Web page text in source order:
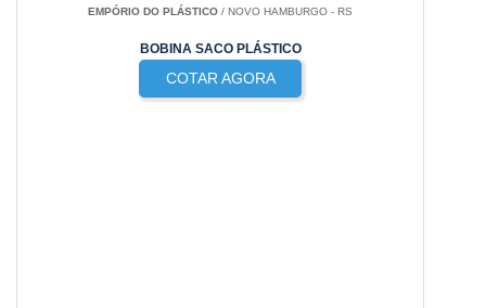
EMPÓRIO DO PLÁSTICO / NOVO HAMBURGO - RS
BOBINA SACO PLÁSTICO
COTAR AGORA